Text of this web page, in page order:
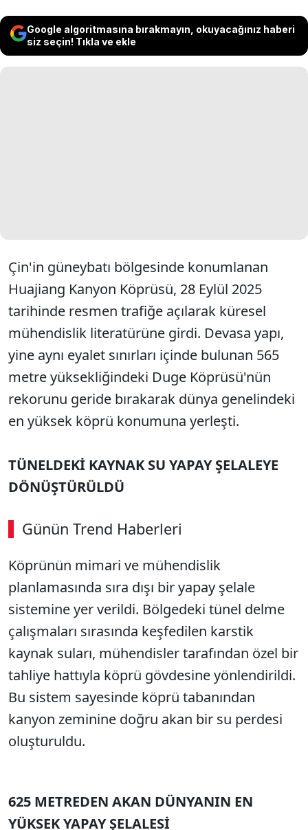
Google algoritmasına bırakmayın, okuyacağınız haberi
siz seçin! Tıkla ve ekle
Çin'in güneybatı bölgesinde konumlanan
Huajiang Kanyon Köprüsü, 28 Eylül 2025
tarihinde resmen trafiğe açılarak küresel
mühendislik literatürüne girdi. Devasa yapı,
yine aynı eyalet sınırları içinde bulunan 565
metre yüksekliğindeki Duge Köprüsü'nün
rekorunu geride bırakarak dünya genelindeki
en yüksek köprü konumuna yerleşti.
TÜNELDEKİ KAYNAK SU YAPAY ŞELALEYE
DÖNÜŞTÜRÜLDÜ
Günün Trend Haberleri
Köprünün mimari ve mühendislik
planlamasında sıra dışı bir yapay şelale
sistemine yer verildi. Bölgedeki tünel delme
çalışmaları sırasında keşfedilen karstik
kaynak suları, mühendisler tarafından özel bir
tahliye hattıyla köprü gövdesine yönlendirildi.
Bu sistem sayesinde köprü tabanından
kanyon zeminine doğru akan bir su perdesi
oluşturuldu.
625 METREDEN AKAN DÜNYANIN EN
YÜKSEK YAPAY ŞELALESİ